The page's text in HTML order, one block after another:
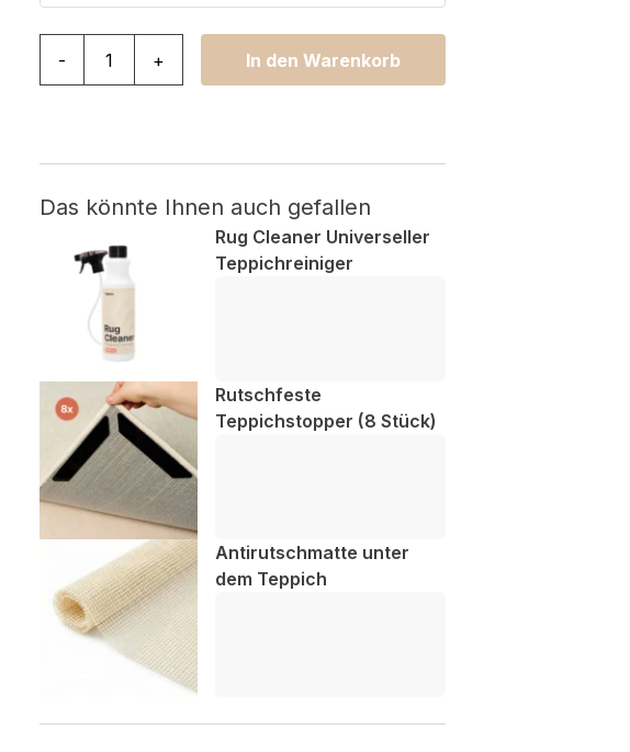
- + In den Warenkorb
Das könnte Ihnen auch gefallen
Rug Cleaner Universeller
Teppichreiniger
Rutschfeste
Teppichstopper (8 Stück)
Antirutschmatte unter
dem Teppich